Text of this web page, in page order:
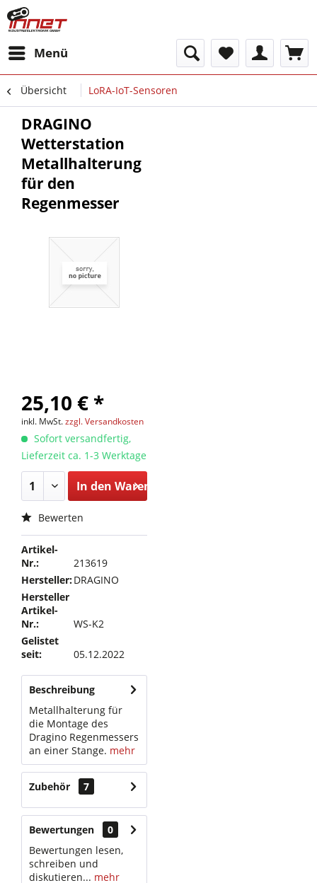
Menü
Übersicht LoRA-IoT-Sensoren
DRAGINO
Wetterstation
Metallhalterung
für den
Regenmesser
25,10 € *
inkl. MwSt.zzgl. Versandkosten
Sofort versandfertig,
Lieferzeit ca. 1-3 Werktage
In den Warenkorb
Bewerten
Artikel-
Nr.:
213619
Hersteller:DRAGINO
Hersteller
Artikel-
Nr.:
WS-K2
Gelistet
seit:
05.12.2022
Beschreibung
Metallhalterung für
die Montage des
Dragino Regenmessers
an einer Stange. mehr
Zubehör 7
Bewertungen
0
Bewertungen lesen,
schreiben und
diskutieren... mehr